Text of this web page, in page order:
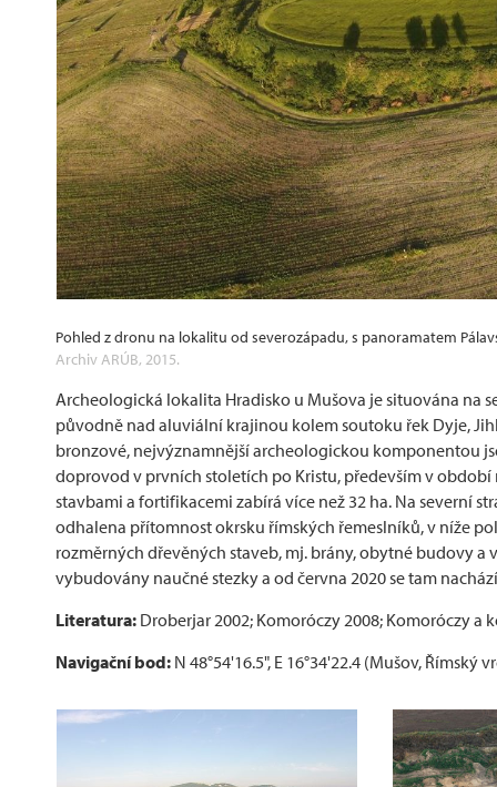
Pohled z dronu na lokalitu od severozápadu, s panoramatem
Archiv ARÚB, 2015.
Archeologická lokalita Hradisko u Mušova je situována na
původně nad aluviální krajinou kolem soutoku řek Dyje,
bronzové, nejvýznamnější archeologickou komponentou
doprovod v prvních stoletích po Kristu, především v období
stavbami a fortifikacemi zabírá více než 32 ha. Na severní
odhalena přítomnost okrsku římských řemeslníků, v níže
rozměrných dřevěných staveb, mj. brány, obytné budovy
vybudovány naučné stezky a od června 2020 se tam
Literatura: Droberjar 2002; Komoróczy 2008; Komoróczy a
Navigační bod: N 48°54'16.5", E 16°34'22.4 (Mušov,